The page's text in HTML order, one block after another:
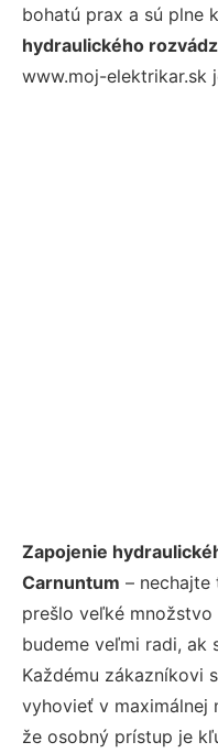
bohatú prax a sú plne
hydraulického
www.moj-elektrikar.sk
Zapojenie
Carnuntum – nechajte
prešlo veľké
budeme veľmi radi, ak
Každému zákazníkovi
vyhovieť v maximálnej
že osobný prístup je